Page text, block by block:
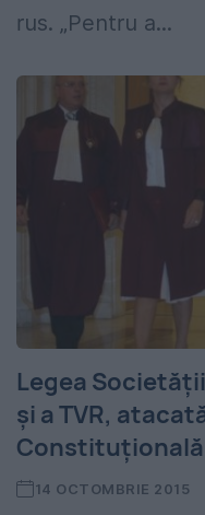
rus. „Pentru a...
Legea
și a TVR,
Constituțională
14 OCTOMBRIE 2015